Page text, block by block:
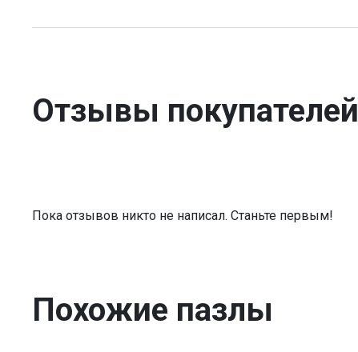
Отзывы покупателей
Пока отзывов никто не написал. Станьте первым!
Похожие пазлы